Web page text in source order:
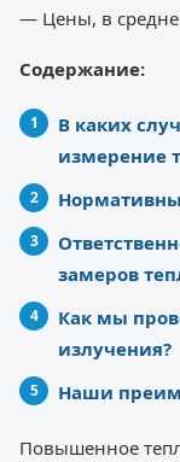
— Цены, в
Содержание:
В каких
измерение
замеров
Как мы
излучения?
Наши
Повышенное